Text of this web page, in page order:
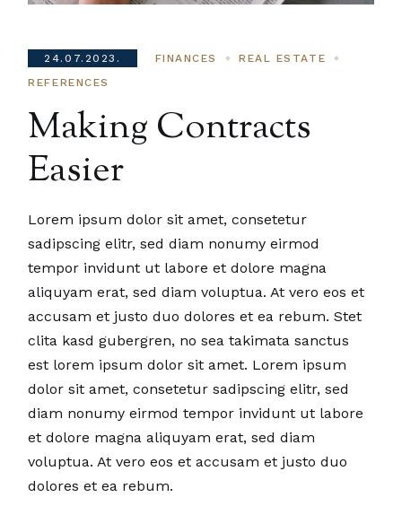
24.07.2023. FINANCES
REAL ESTATE
REFERENCES
Making Contracts
Easier
Lorem ipsum dolor sit amet, consetetur
sadipscing elitr, sed diam nonumy eirmod
tempor invidunt ut labore et dolore magna
aliquyam erat, sed diam voluptua. At vero eos et
accusam et justo duo dolores et ea rebum. Stet
clita kasd gubergren, no sea takimata sanctus
est lorem ipsum dolor sit amet. Lorem ipsum
dolor sit amet, consetetur sadipscing elitr, sed
diam nonumy eirmod tempor invidunt ut labore
et dolore magna aliquyam erat, sed diam
voluptua. At vero eos et accusam et justo duo
dolores et ea rebum.